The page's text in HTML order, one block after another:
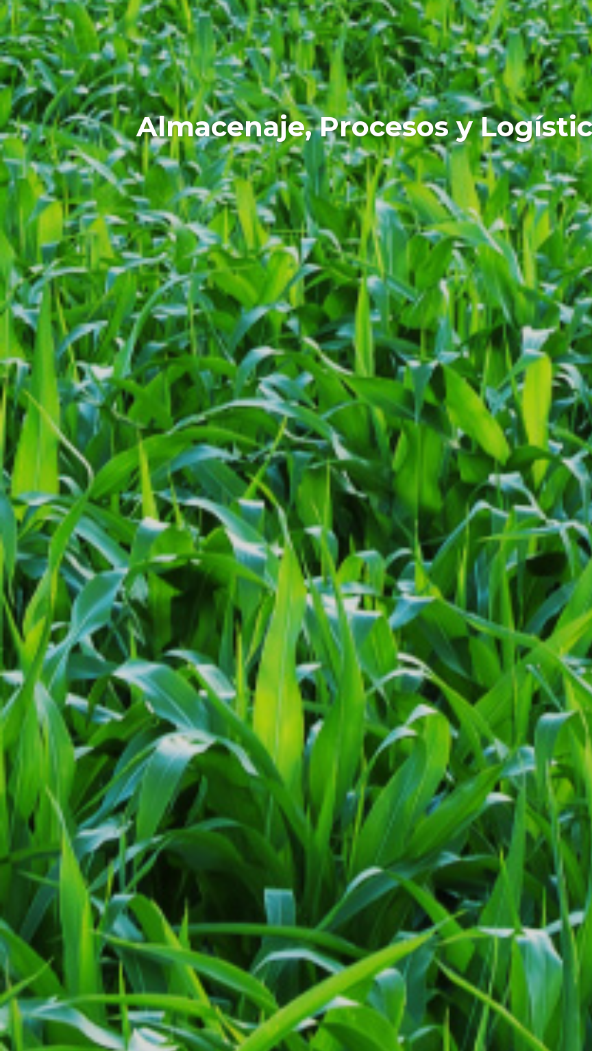
Almacenaje, Procesos y